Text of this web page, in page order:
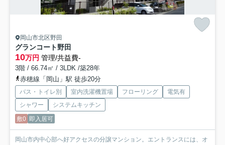
岡山市北区野田
グランコート野田
10万円 管理/共益費-
3階 / 66.74㎡ / 3LDK /築28年
赤穂線「岡山」駅 徒歩20分
バス・トイレ別 室内洗濯機置場 フローリング
電気有
シャワー
システムキッチン
敷0 即入居可
岡山市内中心部へ好アクセスの分譲マンション。エントランスには、オ